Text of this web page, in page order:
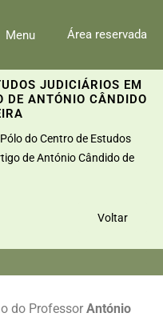
Menu Área reservada
JUDICIÁRIOS EM
DE ANTÓNIO CÂNDIDO
Pólo do Centro de Estudos
de António Cândido de
Voltar
do Professor António